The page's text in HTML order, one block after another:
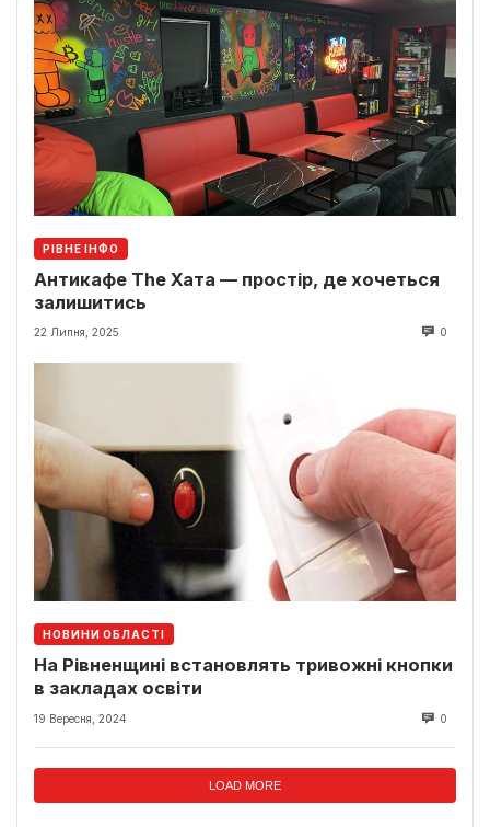
РІВНЕ ІНФО
Антикафе The Хата — простір, де хочеться
залишитись
22 Липня, 2025 0
НОВИНИ ОБЛАСТІ
На Рівненщині встановлять тривожні кнопки
в закладах освіти
19 Вересня, 2024 0
LOAD MORE